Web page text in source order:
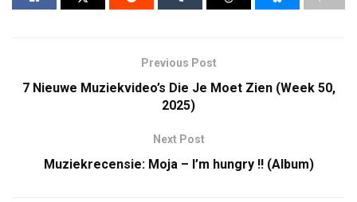
Previous Post
7 Nieuwe Muziekvideo’s Die Je Moet Zien (Week 50,
2025)
Next Post
Muziekrecensie: Moja – I’m hungry !! (Album)